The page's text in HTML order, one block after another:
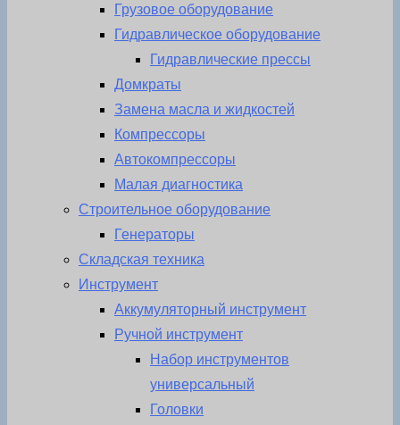
Грузовое оборудование
Гидравлическое оборудование
Гидравлические прессы
Домкраты
Замена масла и жидкостей
Компрессоры
Автокомпрессоры
Малая диагностика
Строительное оборудование
Генераторы
Складская техника
Инструмент
Аккумуляторный инструмент
Ручной инструмент
Набор инструментов
универсальный
Головки